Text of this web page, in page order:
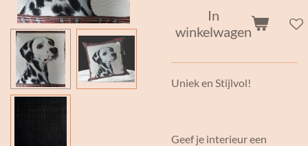
In
winkelwagen
Uniek en Stijlvol!
Geef je interieur een